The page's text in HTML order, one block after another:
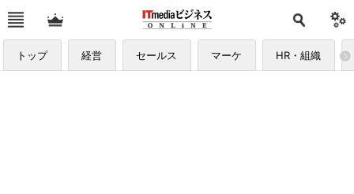
トップ 経営 セールス マーケ HR・組織